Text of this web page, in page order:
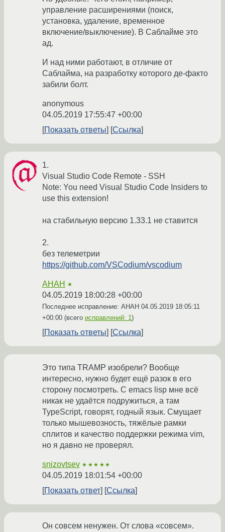
управление расширениями (поиск,
установка, удаление, временное
включение/выключение). В Саблайме это
ад.
И над ними работают, в отличие от
Саблайма, на разработку которого де-факто
забили болт.
anonymous
04.05.2019 17:55:47 +00:00
Показать ответы
Ссылка
1.
Visual Studio Code Remote - SSH
Note: You need Visual Studio Code Insiders to
use this extension!
на стабильную версию 1.33.1 не ставится
2.
без телеметрии
https://github.com/VSCodium/vscodium
AHAH ★
04.05.2019 18:00:28 +00:00
Последнее исправление: AHAH 04.05.2019 18:05:11
+00:00 (всего исправлений: 1)
Показать ответы Ссылка
Это типа TRAMP изобрели? Вообще
интересно, нужно будет ещё разок в его
сторону посмотреть. С emacs lisp мне всё
никак не удаётся подружиться, а там
TypeScript, говорят, годный язык. Смущает
только мышевозность, тяжёлые рамки
сплитов и качество поддержки режима vim,
но я давно не проверял.
snizovtsev ★★★★★
04.05.2019 18:01:54 +00:00
Показать ответ
Ссылка
Он совсем ненужен. От слова «совсем».